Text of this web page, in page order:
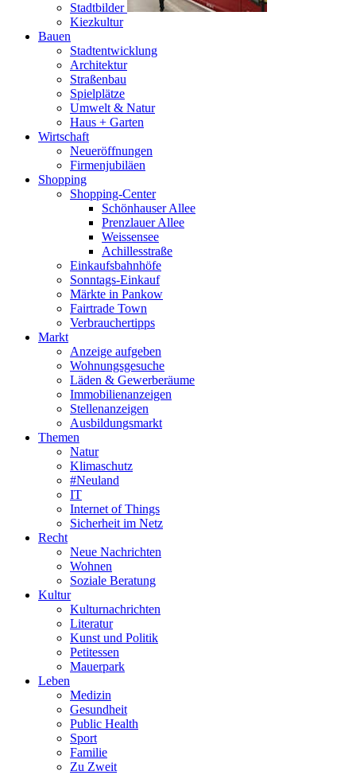
Stadtbilder
Kiezkultur
Bauen
Stadtentwicklung
Architektur
Straßenbau
Spielplätze
Umwelt & Natur
Haus + Garten
Wirtschaft
Neueröffnungen
Firmenjubiläen
Shopping
Shopping-Center
Schönhauser Allee
Prenzlauer Allee
Weissensee
Achillesstraße
Einkaufsbahnhöfe
Sonntags-Einkauf
Märkte in Pankow
Fairtrade Town
Verbrauchertipps
Markt
Anzeige aufgeben
Wohnungsgesuche
Läden & Gewerberäume
Immobilienanzeigen
Stellenanzeigen
Ausbildungsmarkt
Themen
Natur
Klimaschutz
#Neuland
IT
Internet of Things
Sicherheit im Netz
Recht
Neue Nachrichten
Wohnen
Soziale Beratung
Kultur
Kulturnachrichten
Literatur
Kunst und Politik
Petitessen
Mauerpark
Leben
Medizin
Gesundheit
Public Health
Sport
Familie
Zu Zweit